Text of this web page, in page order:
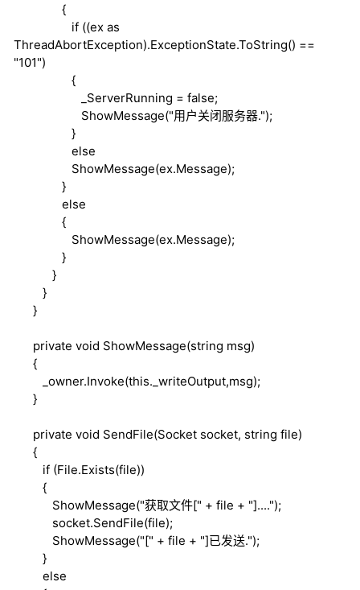
{
if ((ex as
ThreadAbortException).ExceptionState.ToString() ==
"101")
{
_ServerRunning = false;
ShowMessage("用户关闭服务器.");
}
else
ShowMessage(ex.Message);
}
else
{
ShowMessage(ex.Message);
}
}
}
}
private void ShowMessage(string msg)
{
_owner.Invoke(this._writeOutput,msg);
}
private void SendFile(Socket socket, string file)
{
if (File.Exists(file))
{
ShowMessage("获取文件[" + file + "]....");
socket.SendFile(file);
ShowMessage("[" + file + "]已发送.");
}
else